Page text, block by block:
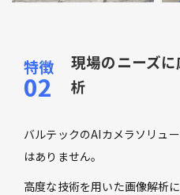
現場のニーズ
析
バルテックのAIカメラソリュ
はありません。
高度な技術を用いた画像解析